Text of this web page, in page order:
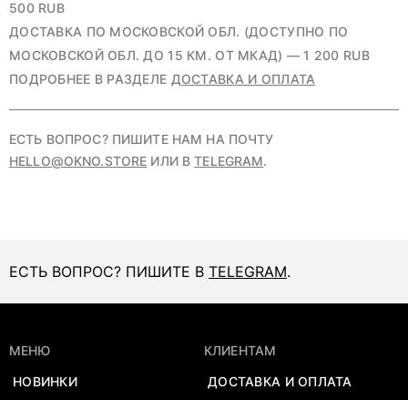
500 RUB
ДОСТАВКА ПО МОСКОВСКОЙ ОБЛ. (ДОСТУПНО ПО
МОСКОВСКОЙ ОБЛ. ДО 15 КМ. ОТ МКАД) — 1 200 RUB
ПОДРОБНЕЕ В РАЗДЕЛЕ ДОСТАВКА И ОПЛАТА
ЕСТЬ ВОПРОС? ПИШИТЕ НАМ НА ПОЧТУ
HELLO@OKNO.STORE ИЛИ ВTELEGRAM.
ЕСТЬ ВОПРОС? ПИШИТЕ В TELEGRAM.
МЕНЮ
НОВИНКИ
КЛИЕНТАМ
ДОСТАВКА И ОПЛАТА